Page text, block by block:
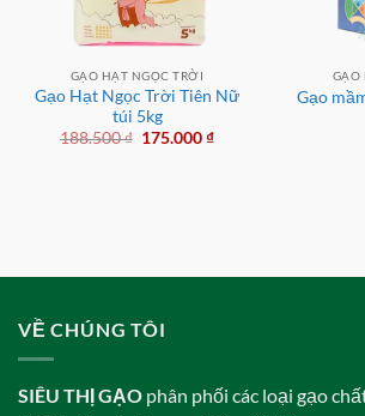
GẠO HẠT NGỌC TRỜI
Gạo Hạt Ngọc Trời Tiên Nữ
túi 5kg
188.500₫ Giá
175.000₫Giá
GẠO
Gạo
VỀ CHÚNG TÔI
SIÊU THỊ GẠO phân phối các loại gạo